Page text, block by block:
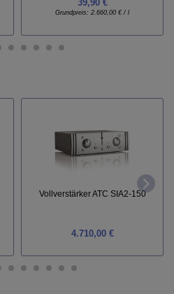
39,90 €
Grundpreis: 2.660,00 € / l
Vollverstärker ATC SIA2-150
4.710,00 €